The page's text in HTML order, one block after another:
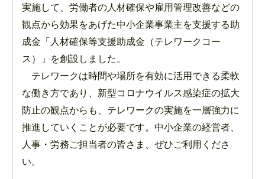
実施して、労働者の人材確保や雇用管理改善などの
観点から効果をあげた中小企業事業主を支援する助
成金「人材確保等支援助成金（テレワークコー
ス）」を創設しました。
テレワークは時間や場所を有効に活用できる柔軟
な働き方であり、新型コロナウイルス感染症の拡大
防止の観点からも、テレワークの実施を一層強力に
推進していくことが必要です。中小企業の経営者、
人事・労務ご担当者の皆さま、ぜひご利用くださ
い。